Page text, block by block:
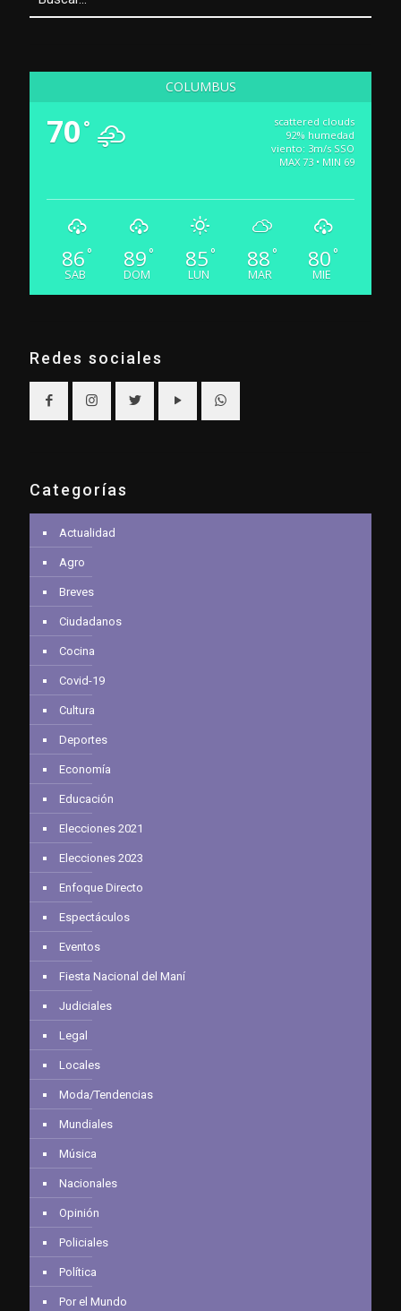
COLUMBUS
70 °
scattered clouds
92% humedad
viento: 3m/s SSO
MAX 73 • MIN 69
86 °
SAB
89 °
DOM
85 °
LUN
88 °
MAR
80 °
MIE
Redes sociales
Categorías
Actualidad
Agro
Breves
Ciudadanos
Cocina
Covid-19
Cultura
Deportes
Economía
Educación
Elecciones 2021
Elecciones 2023
Enfoque Directo
Espectáculos
Eventos
Fiesta Nacional del Maní
Judiciales
Legal
Locales
Moda/Tendencias
Mundiales
Música
Nacionales
Opinión
Policiales
Política
Por el Mundo